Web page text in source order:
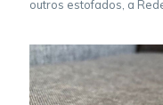
outros estofados, a